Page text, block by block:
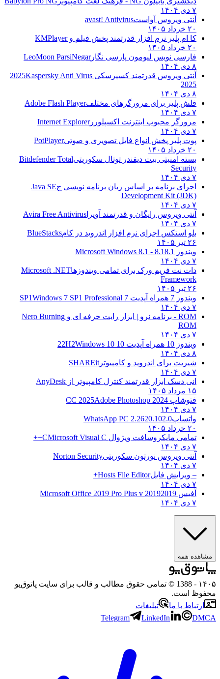
۷ دی ۱۴۰۴
آنتی ویروس آواستavast! Antivirus
۲۰ خرداد ۱۴۰۵
کا ام پلیر نرم افزار قدرتمند پخش فیلم وKMPlayer
۲۰ خرداد ۱۴۰۵
فارسی نویس لیومون پارسی نگارLeoMoon ParsiNegar
۸ دی ۱۴۰۴
آنتی ویروس قدرتمند کسپرسکی 2025 Kaspersky Anti Virus
2025
۸ دی ۱۴۰۴
فلش پلیر برای مرورگرهای مختلفAdobe Flash Player
۷ دی ۱۴۰۴
مرورگر محبوب اینترنت اکسپلوررInternet Explorer
۷ دی ۱۴۰۴
پوت پلیر پخش انواع فایل تصویری و صوتیPotPlayer
۲۰ خرداد ۱۴۰۵
بسته امنیتی بیت دیفندر توتال سکوریتیBitdefender Total
Security
۷ دی ۱۴۰۴
اجرای برنامه بر اساس زبان برنامه نویسی جJava SE
Development Kit (JDK)
۷ دی ۱۴۰۴
آنتی ویروس رایگان و قدرتمند آویرا Avira Free Antivirus
۷ دی ۱۴۰۴
بلو استکس اجرای نرم افزار اندروید در کامBlueStacks
۲۶ تیر ۱۴۰۵
ویندوز 8.1
8.1 - Microsoft Windows 8.1
۷ دی ۱۴۰۴
دات نت فریم ورک برای تمامی ویندوزهاMicrosoft .NET
Framework
۲۶ تیر ۱۴۰۵
ویندوز 7 همراه آپدیت 7 SP1
Windows 7 SP1 Professional
۷ دی ۱۴۰۴
ROM - برنامه نرو | ابزار رایت حرفه ای و
Nero Burning
ROM
۷ دی ۱۴۰۴
ویندوز 10 همراه آپدیت 10 22H2
Windows 10
۸ دی ۱۴۰۴
شیریت برای اندروید و کامپیوتر SHAREit
۷ دی ۱۴۰۴
انی دسک ابزار قدرتمند کنترل کامپیوتر از AnyDesk
۱۵ مرداد ۱۴۰۵
فتوشاپ CC 2025 Adobe Photoshop 2024
۷ دی ۱۴۰۴
واتساپWhatsApp PC 2.2620.102.0
۲۰ خرداد ۱۴۰۵
تمامی مایکروسافت ویژوال C Microsoft Visual C++
۷ دی ۱۴۰۴
آنتی ویروس نورتون سکوریتیNorton Security
۷ دی ۱۴۰۴
– ویرایش فایلHosts File Editor+
۷ دی ۱۴۰۴
آفیس 2019 2019 Microsoft Office 2019 Pro Plus v
۷ دی ۱۴۰۴
مشاهده همه
۱۴۰۵
- 1388 © تمامی حقوق مطالب و قالب برای سایت پاتوق‌یو
محفوظ است.
ارتباط با ما
تبلیغات
Telegram
LinkedIn DMCA